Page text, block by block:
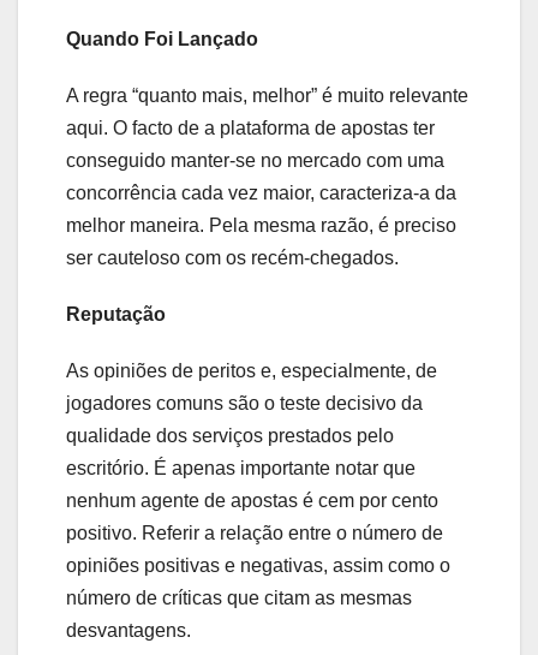
Quando Foi Lançado
A regra “quanto mais, melhor” é muito relevante
aqui. O facto de a plataforma de apostas ter
conseguido manter-se no mercado com uma
concorrência cada vez maior, caracteriza-a da
melhor maneira. Pela mesma razão, é preciso
ser cauteloso com os recém-chegados.
Reputação
As opiniões de peritos e, especialmente, de
jogadores comuns são o teste decisivo da
qualidade dos serviços prestados pelo
escritório. É apenas importante notar que
nenhum agente de apostas é cem por cento
positivo. Referir a relação entre o número de
opiniões positivas e negativas, assim como o
número de críticas que citam as mesmas
desvantagens.